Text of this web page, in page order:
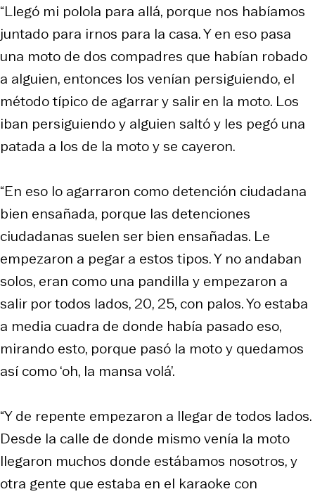
“Llegó mi polola para allá, porque nos habíamos
juntado para irnos para la casa. Y en eso pasa
una moto de dos compadres que habían robado
a alguien, entonces los venían persiguiendo, el
método típico de agarrar y salir en la moto. Los
iban persiguiendo y alguien saltó y les pegó una
patada a los de la moto y se cayeron.
“En eso lo agarraron como detención ciudadana
bien ensañada, porque las detenciones
ciudadanas suelen ser bien ensañadas. Le
empezaron a pegar a estos tipos. Y no andaban
solos, eran como una pandilla y empezaron a
salir por todos lados, 20, 25, con palos. Yo estaba
a media cuadra de donde había pasado eso,
mirando esto, porque pasó la moto y quedamos
así como ‘oh, la mansa volá’.
“Y de repente empezaron a llegar de todos lados.
Desde la calle de donde mismo venía la moto
llegaron muchos donde estábamos nosotros, y
otra gente que estaba en el karaoke con